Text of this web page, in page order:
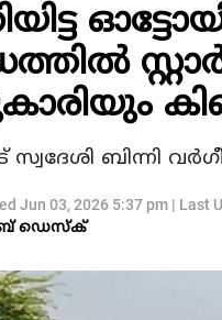
സ്വദേശി ബിന്നി
Jun 03, 2026 5:37 pm | Last
ഡെസ്‌ക്